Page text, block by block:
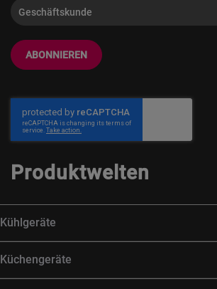
ABONNIEREN
Produktwelten
Kühlgeräte
Küchengeräte